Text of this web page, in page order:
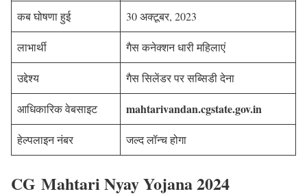
कब घोषणा हुई 30 अक्टूबर, 2023
लाभार्थी गैस कनेक्शन धारी महिलाएं
उद्देश्य गैस सिलेंडर पर सब्सिडी देना
आधिकारिक वेबसाइट mahtarivandan.cgstate.gov.in
हेल्पलाइन नंबर जल्द लॉन्च होगा
CG Mahtari Nyay Yojana2024